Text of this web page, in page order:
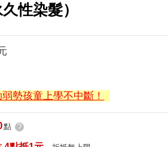
性染髮）
勢孩童上學不中斷！
點 ?